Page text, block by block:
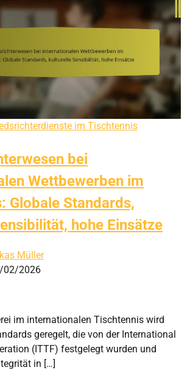
im Tischtennis
bei
Wettbewerben im
Globale Standards,
hohe Einsätze
Müller
02/2026
im internationalen Tischtennis wird
geregelt, die von der International
(ITTF) festgelegt wurden und
in […]